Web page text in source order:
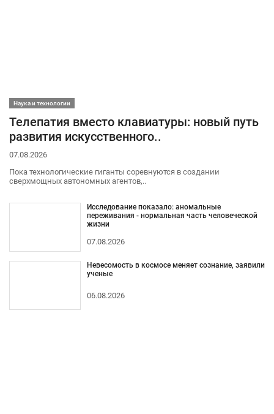
Наука и технологии
Телепатия вместо клавиатуры: новый путь
развития искусственного..
07.08.2026
Пока технологические гиганты соревнуются в создании
сверхмощных автономных агентов,..
Исследование показало: аномальные
переживания - нормальная часть человеческой
жизни
07.08.2026
Невесомость в космосе меняет сознание, заявили
ученые
06.08.2026